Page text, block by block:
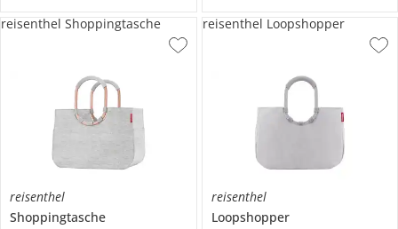
reisenthel
Shoppingtasche
reisenthel Shoppingtasche
reisenthel
Loopshopper
reisenthel Loopshopper